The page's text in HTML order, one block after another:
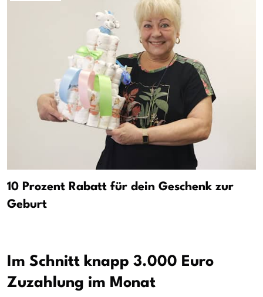
10 Prozent Rabatt für dein Geschenk zur
Geburt
Im Schnitt knapp 3.000 Euro
Zuzahlung im Monat